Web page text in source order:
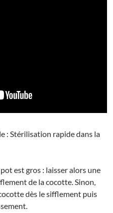
: Stérilisation rapide dans la
est gros : laisser alors une
de la cocotte. Sinon,
dès le sifflement puis